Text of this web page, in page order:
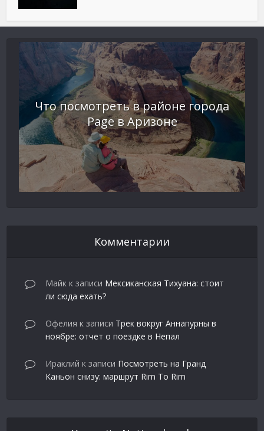
Что посмотреть в районе города
Page в Аризоне
Комментарии
Майк к записи Мексиканская Тихуана: стоит
ли сюда ехать?
Офелия к записи Трек вокруг Аннапурны в
ноябре: отчет о поездке в Непал
Ираклий к записи Посмотреть на Гранд
Каньон снизу: маршрут Rim To Rim